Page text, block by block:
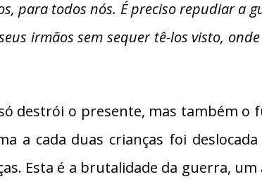
para todos nós. É preciso repudiar a
irmãos sem sequer tê-los visto,
destrói o presente, mas também o
a cada duas crianças foi
Esta é a brutalidade da guerra,